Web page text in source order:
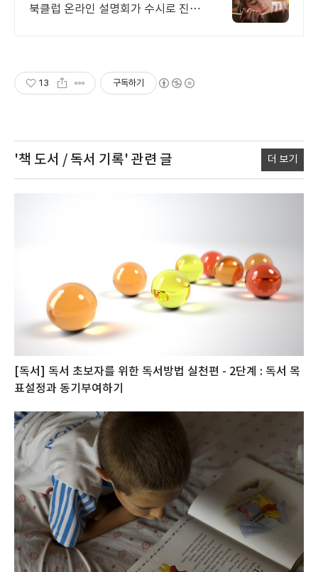
북클럽 온라인 설명회가 수시로 진행
13 구독하기
'책 도서 / 독서 기록' 관련 글 더 보기
[독서] 독서 초보자를 위한 독서방법 실천편 - 2단계 : 독서 목
표설정과 동기부여하기